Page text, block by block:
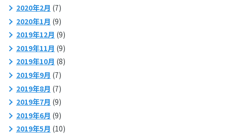
2020年2月 (7)
2020年1月 (9)
2019年12月 (9)
2019年11月 (9)
2019年10月 (8)
2019年9月 (7)
2019年8月 (7)
2019年7月 (9)
2019年6月 (9)
2019年5月 (10)